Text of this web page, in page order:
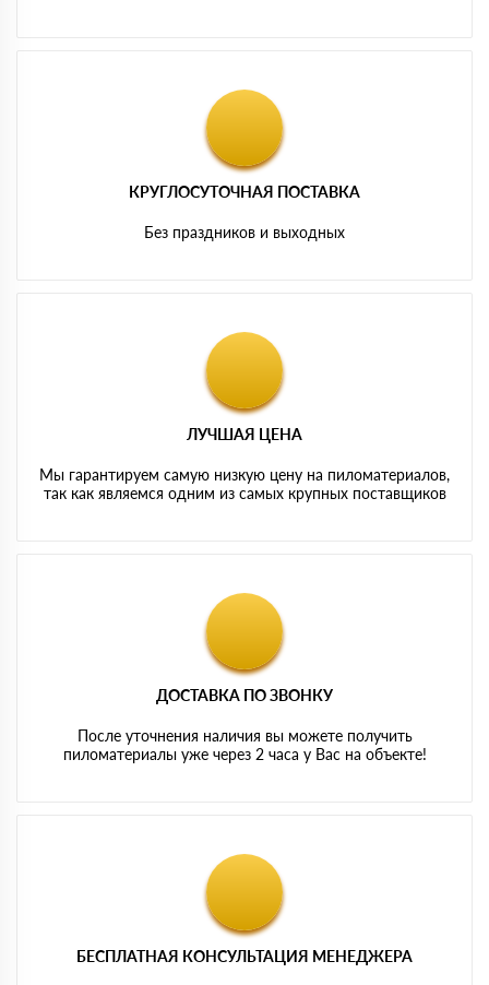
КРУГЛОСУТОЧНАЯ ПОСТАВКА
Без праздников и выходных
ЛУЧШАЯ ЦЕНА
Мы гарантируем самую низкую цену на пиломатериалов,
так как являемся одним из самых крупных поставщиков
ДОСТАВКА ПО ЗВОНКУ
После уточнения наличия вы можете получить
пиломатериалы уже через 2 часа у Вас на объекте!
БЕСПЛАТНАЯ КОНСУЛЬТАЦИЯ МЕНЕДЖЕРА